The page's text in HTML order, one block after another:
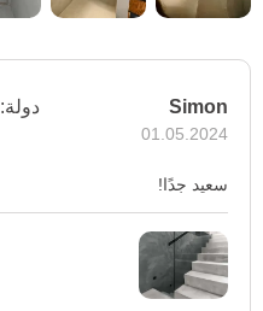
Simon
01.05.2024
دولة:
سعيد جدًا!